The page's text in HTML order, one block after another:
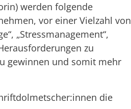
werden folgende
vor einer Vielzahl von
„Stressmanagement“,
zu
gewinnen und somit mehr
die